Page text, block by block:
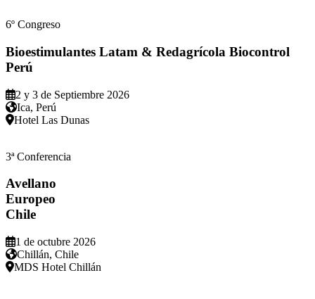
6º Congreso
Bioestimulantes Latam & Redagrícola Biocontrol
Perú
2 y 3 de Septiembre 2026
Ica, Perú
Hotel Las Dunas
3ª Conferencia
Avellano
Europeo
Chile
1 de octubre 2026
Chillán, Chile
MDS Hotel Chillán